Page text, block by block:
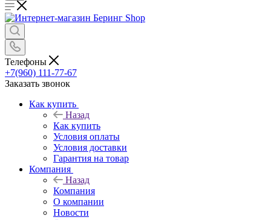
Телефоны
+7(960) 111-77-67
Заказать звонок
Как купить
Назад
Как купить
Условия оплаты
Условия доставки
Гарантия на товар
Компания
Назад
Компания
О компании
Новости